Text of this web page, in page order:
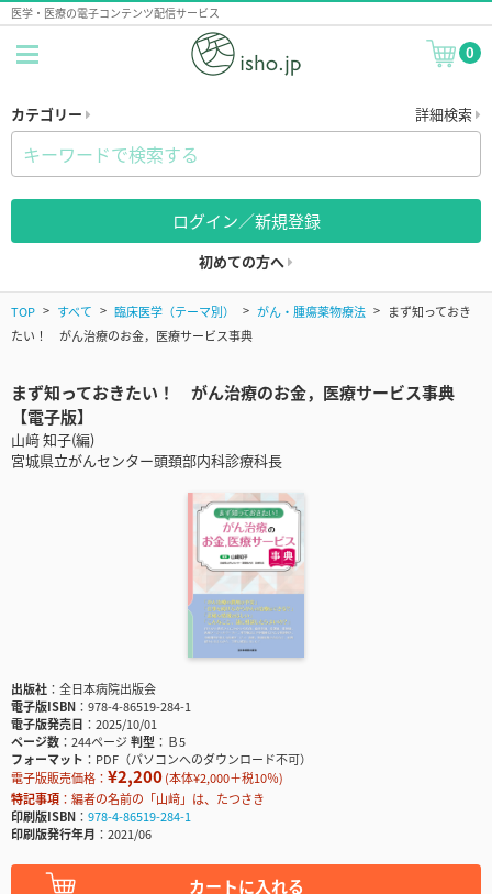
医学・医療の電子コンテンツ配信サービス
0
カテゴリー 詳細検索
ログイン／新規登録
初めての方へ
TOP すべて 臨床医学（テーマ別） がん・腫瘍薬物療法
まず知っておき
たい！ がん治療のお金，医療サービス事典
まず知っておきたい！ がん治療のお金，医療サービス事典
【電子版】
山﨑 知子(編)
宮城県立がんセンター頭頚部内科診療科長
出版社
全日本病院出版会
電子版ISBN
978-4-86519-284-1
電子版発売日
2025/10/01
ページ数
244ページ判型
Ｂ5
フォーマット
PDF（パソコンへのダウンロード不可）
電子版販売価格： ¥2,200(本体¥2,000＋税10％)
特記事項
編者の名前の「山﨑」は、たつさき
印刷版ISBN
978-4-86519-284-1
印刷版発行年月
2021/06
カートに入れる